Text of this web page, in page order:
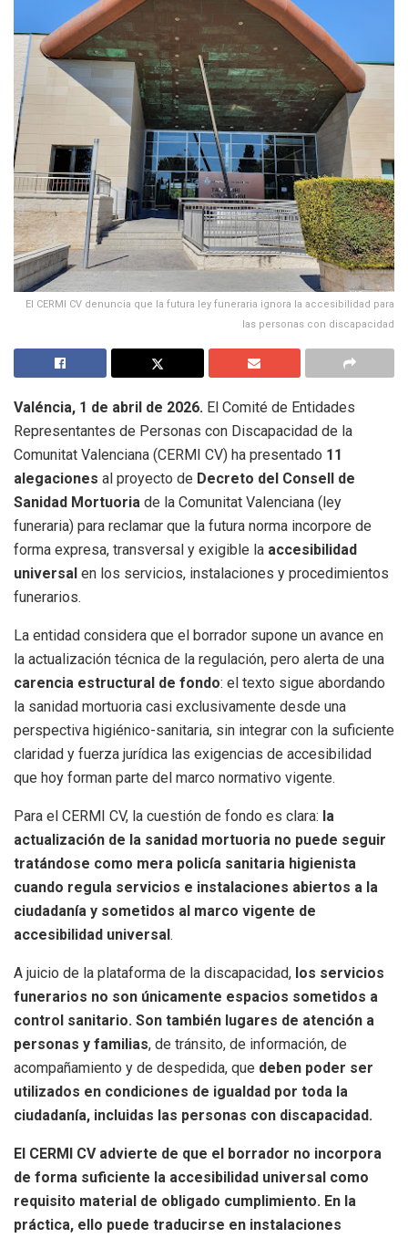
El CERMI CV denuncia que la futura ley funeraria ignora la accesibilidad para
las personas con discapacidad
Valéncia, 1 de abril de 2026. El Comité de Entidades
Representantes de Personas con Discapacidad de la
Comunitat Valenciana (CERMI CV) ha presentado 11
alegaciones al proyecto de Decreto del Consell de
Sanidad Mortuoria de la Comunitat Valenciana (ley
funeraria) para reclamar que la futura norma incorpore de
forma expresa, transversal y exigible la accesibilidad
universal en los servicios, instalaciones y procedimientos
funerarios.
La entidad considera que el borrador supone un avance en
la actualización técnica de la regulación, pero alerta de una
carencia estructural de fondo: el texto sigue abordando
la sanidad mortuoria casi exclusivamente desde una
perspectiva higiénico-sanitaria, sin integrar con la suficiente
claridad y fuerza jurídica las exigencias de accesibilidad
que hoy forman parte del marco normativo vigente.
Para el CERMI CV, la cuestión de fondo es clara: la
actualización de la sanidad mortuoria no puede seguir
tratándose como mera policía sanitaria higienista
cuando regula servicios e instalaciones abiertos a la
ciudadanía y sometidos al marco vigente de
accesibilidad universal.
A juicio de la plataforma de la discapacidad, los servicios
funerarios no son únicamente espacios sometidos a
control sanitario. Son también lugares de atención a
personas y familias, de tránsito, de información, de
acompañamiento y de despedida, que deben poder ser
utilizados en condiciones de igualdad por toda la
ciudadanía, incluidas las personas con discapacidad.
El CERMI CV advierte de que el borrador no incorpora
de forma suficiente la accesibilidad universal como
requisito material de obligado cumplimiento. En la
práctica, ello puede traducirse en instalaciones